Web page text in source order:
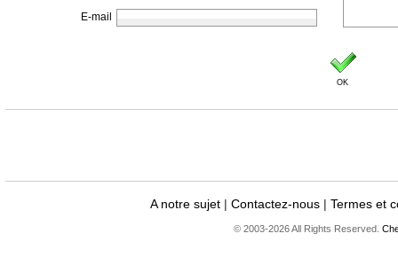
E-mail
OK
A notre sujet |Contactez-nous |Termes et
© 2003-2026 All Rights Reserved.